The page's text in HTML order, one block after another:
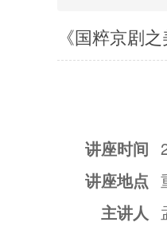
《国粹京剧
讲座时间
讲座地点
主讲人